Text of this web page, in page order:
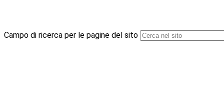
Campo di ricerca per le pagine del sito